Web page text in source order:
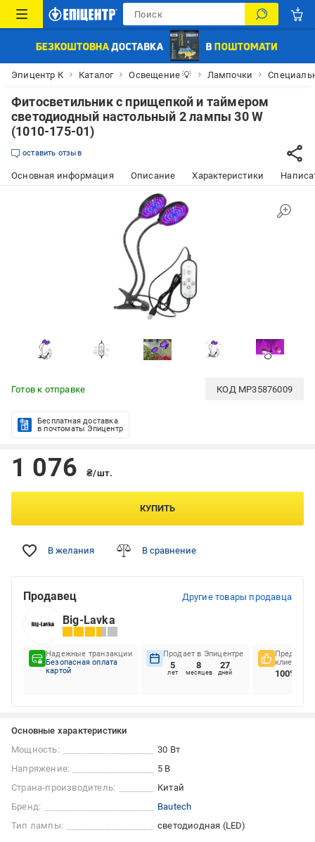
Эпицентр К Каталог Освещение 💡 Лампочки
Фитосветильник с прищепкой и таймером
светодиодный настольный 2 лампы 30 W
(1010-175-01)
оставить отзыв
Основная информация Описание Характеристики
Готов к отправке КОД MP35876009
Бесплатная доставка
в почтоматы Эпицентр
1 076 ₴/шт.
КУПИТЬ
В желания В сравнение
Продавец Другие товары продавца
Big-Lavka
Надежные транзакции
Безопасная оплата
картой
Продает в Эпицентре
5
лет
8
месяцев
27
дней
клиентов
100%
Основные характеристики
Мощность:
30 Вт
Напряжение:
5 В
Страна-производитель:
Китай
Бренд:
Bautech
Тип лампы:
светодиодная (LED)